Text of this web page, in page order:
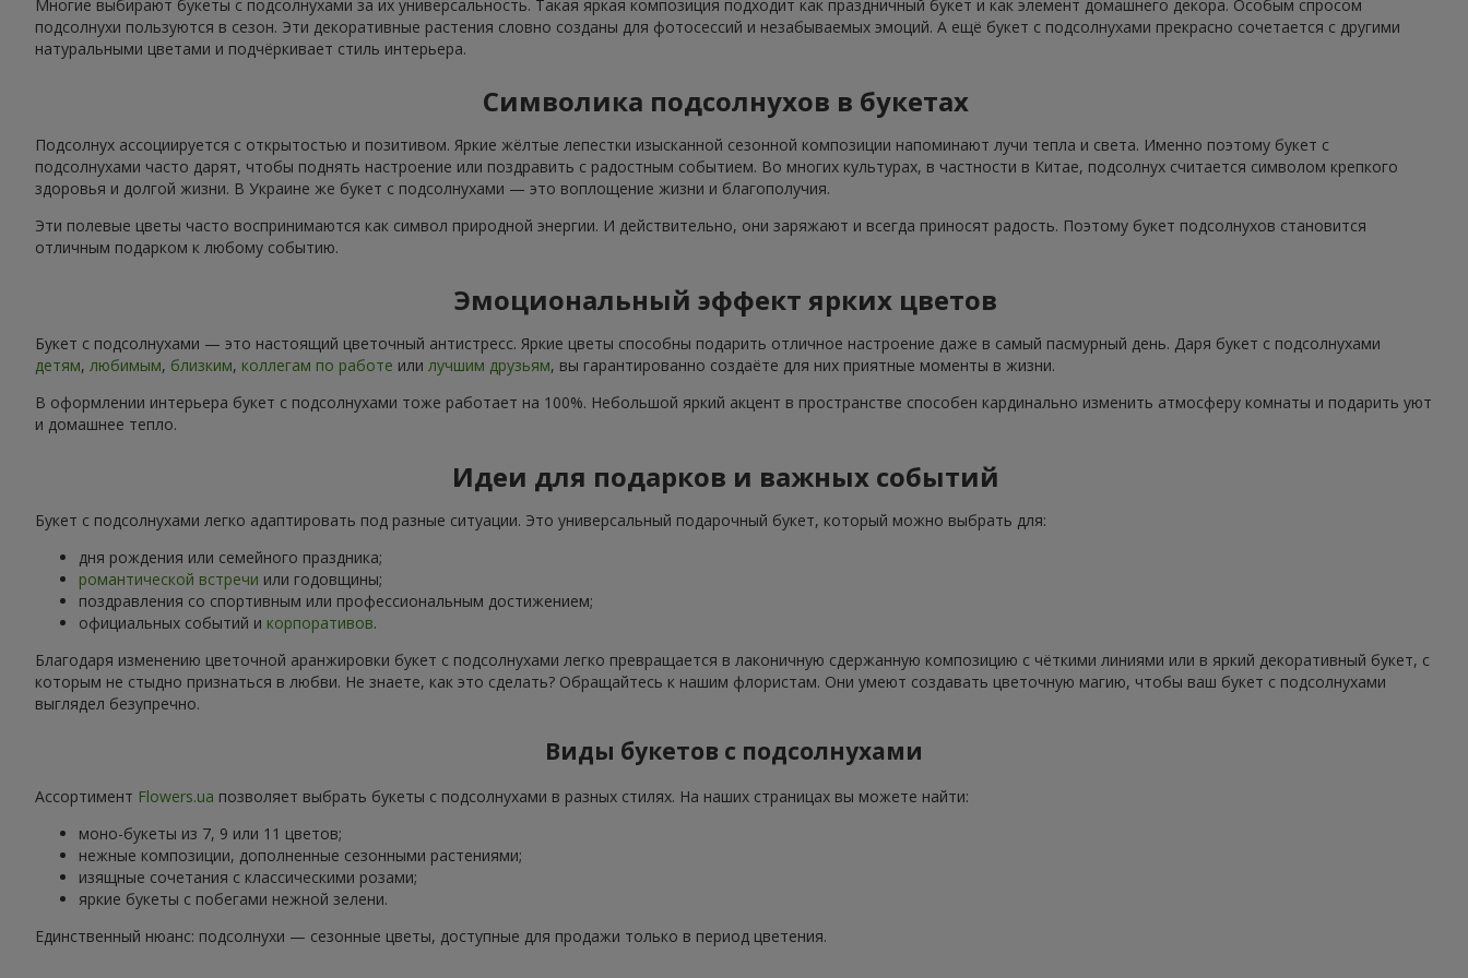
Многие выбирают букеты с подсолнухами за их универсальность. Такая яркая композиция подходит как праздничный букет и как элемент домашнего декора. Особым спросом
подсолнухи пользуются в сезон. Эти декоративные растения словно созданы для фотосессий и незабываемых эмоций. А ещё букет с подсолнухами прекрасно сочетается с другими
натуральными цветами и подчёркивает стиль интерьера.
Символика подсолнухов в букетах
Подсолнух ассоциируется с открытостью и позитивом. Яркие жёлтые лепестки изысканной сезонной композиции напоминают лучи тепла и света. Именно поэтому букет с
подсолнухами часто дарят, чтобы поднять настроение или поздравить с радостным событием. Во многих культурах, в частности в Китае, подсолнух считается символом крепкого
здоровья и долгой жизни. В Украине же букет с подсолнухами — это воплощение жизни и благополучия.
Эти полевые цветы часто воспринимаются как символ природной энергии. И действительно, они заряжают и всегда приносят радость. Поэтому букет подсолнухов становится
отличным подарком к любому событию.
Эмоциональный эффект ярких цветов
Букет с подсолнухами — это настоящий цветочный антистресс. Яркие цветы способны подарить отличное настроение даже в самый пасмурный день. Даря букет с подсолнухами
детям, любимым, близким, коллегам по работе или лучшим друзьям, вы гарантированно создаёте для них приятные моменты в жизни.
В оформлении интерьера букет с подсолнухами тоже работает на 100%. Небольшой яркий акцент в пространстве способен кардинально изменить атмосферу комнаты и подарить уют
и домашнее тепло.
Идеи для подарков и важных событий
Букет с подсолнухами легко адаптировать под разные ситуации. Это универсальный подарочный букет, который можно выбрать для:
дня рождения или семейного праздника;
романтической встречи или годовщины;
поздравления со спортивным или профессиональным достижением;
официальных событий и корпоративов.
Благодаря изменению цветочной аранжировки букет с подсолнухами легко превращается в лаконичную сдержанную композицию с чёткими линиями или в яркий декоративный букет, с
которым не стыдно признаться в любви. Не знаете, как это сделать? Обращайтесь к нашим флористам. Они умеют создавать цветочную магию, чтобы ваш букет с подсолнухами
выглядел безупречно.
Виды букетов с подсолнухами
Ассортимент Flowers.ua позволяет выбрать букеты с подсолнухами в разных стилях. На наших страницах вы можете найти:
моно-букеты из 7, 9 или 11 цветов;
нежные композиции, дополненные сезонными растениями;
изящные сочетания с классическими розами;
яркие букеты с побегами нежной зелени.
Единственный нюанс: подсолнухи — сезонные цветы, доступные для продажи только в период цветения.